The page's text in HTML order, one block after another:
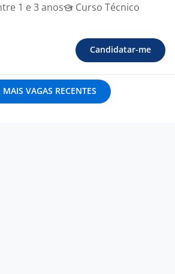
1 e 3 anos
Curso Técnico
Candidatar-me
MAIS VAGAS RECENTES